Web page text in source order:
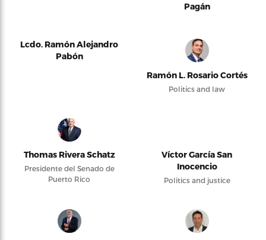
Pagán
Lcdo. Ramón Alejandro
Pabón
Ramón L. Rosario Cortés
Politics and law
Thomas Rivera Schatz
Presidente del Senado de
Puerto Rico
Víctor García San
Inocencio
Politics and justice